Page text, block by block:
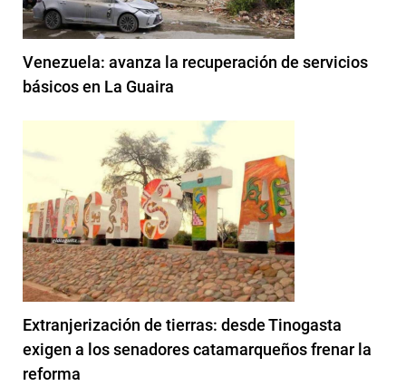
Venezuela: avanza la recuperación de servicios
básicos en La Guaira
Extranjerización de tierras: desde Tinogasta
exigen a los senadores catamarqueños frenar la
reforma